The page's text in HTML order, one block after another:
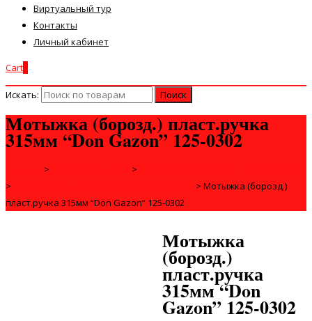
Виртуальный тур
Контакты
Личный кабинет
Cart
Искать:
Мотыжка (борозд.) пласт.ручка
315мм “Don Gazon” 125-0302
> >
>
> Мотыжка (борозд.)
пласт.ручка 315мм “Don Gazon” 125-0302
Мотыжка
(борозд.)
пласт.ручка
315мм “Don
Gazon” 125-0302